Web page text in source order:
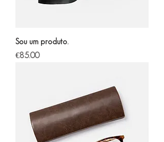
Sou um produto.
Price
€85.00